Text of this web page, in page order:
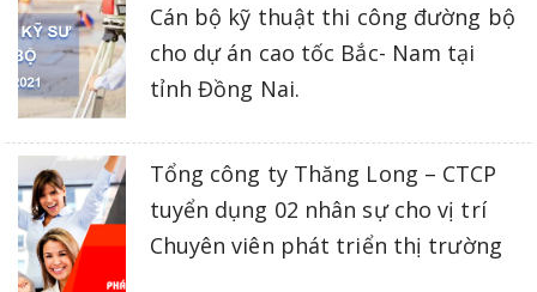
Cán bộ kỹ thuật thi công đường bộ
cho dự án cao tốc Bắc- Nam tại
tỉnh Đồng Nai.
Tổng công ty Thăng Long – CTCP
tuyển dụng 02 nhân sự cho vị trí
Chuyên viên phát triển thị trường